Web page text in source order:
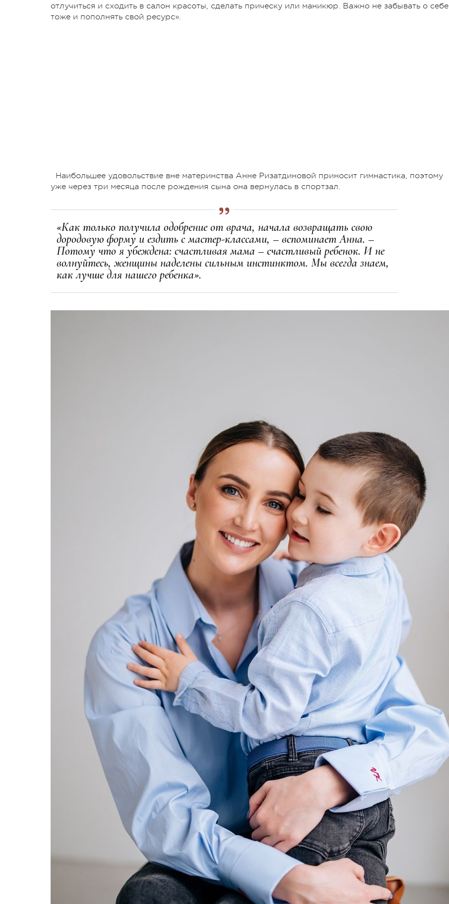
отлучиться и сходить в салон красоты, сделать прическу или маникюр. Важно не забывать о себе
тоже и пополнять свой ресурс».
Наибольшее удовольствие вне материнства Анне Ризатдиновой приносит гимнастика, поэтому
уже через три месяца после рождения сына она вернулась в спортзал.
«Как только получила одобрение от врача, начала возвращать свою
дородовую форму и ездить с мастер-классами, – вспоминает Анна. –
Потому что я убеждена: счастливая мама – счастливый ребенок. И не
волнуйтесь, женщины наделены сильным инстинктом. Мы всегда знаем,
как лучше для нашего ребенка».